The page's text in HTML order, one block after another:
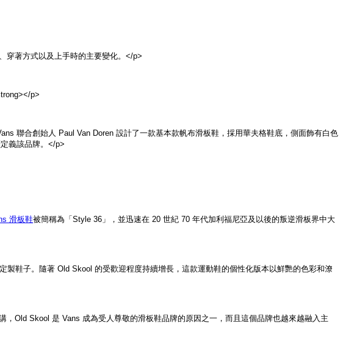
穿著方式以及上手時的主要變化。</p>
p>
聯合創始人 Paul Van Doren 設計了一款基本款帆布滑板鞋，採用華夫格鞋底，側面飾有白色
義該品牌。</p>
滑板鞋被簡稱為「Style 36」，並迅速在 20 世紀 70 年代加利福尼亞及以後的叛逆滑板界中大
鞋子。隨著 Old Skool 的受歡迎程度持續增長，這款運動鞋的個性化版本以鮮艷的色彩和潦
Old Skool 是 Vans 成為受人尊敬的滑板鞋品牌的原因之一，而且這個品牌也越來越融入主